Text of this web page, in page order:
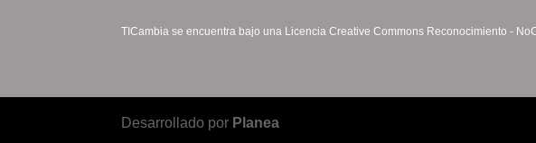
TICambia se encuentra bajo una LicenciaCreative Commons Reconocimiento -
Desarrollado por Planea